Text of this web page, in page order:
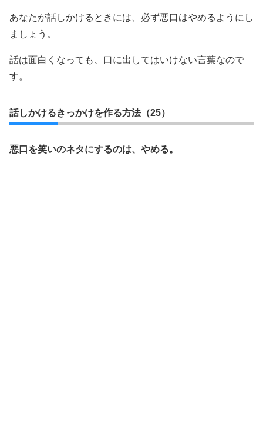
あなたが話しかけるときには、必ず悪口はやめるようにし
ましょう。
話は面白くなっても、口に出してはいけない言葉なので
す。
話しかけるきっかけを作る方法（25）
悪口を笑いのネタにするのは、やめる。